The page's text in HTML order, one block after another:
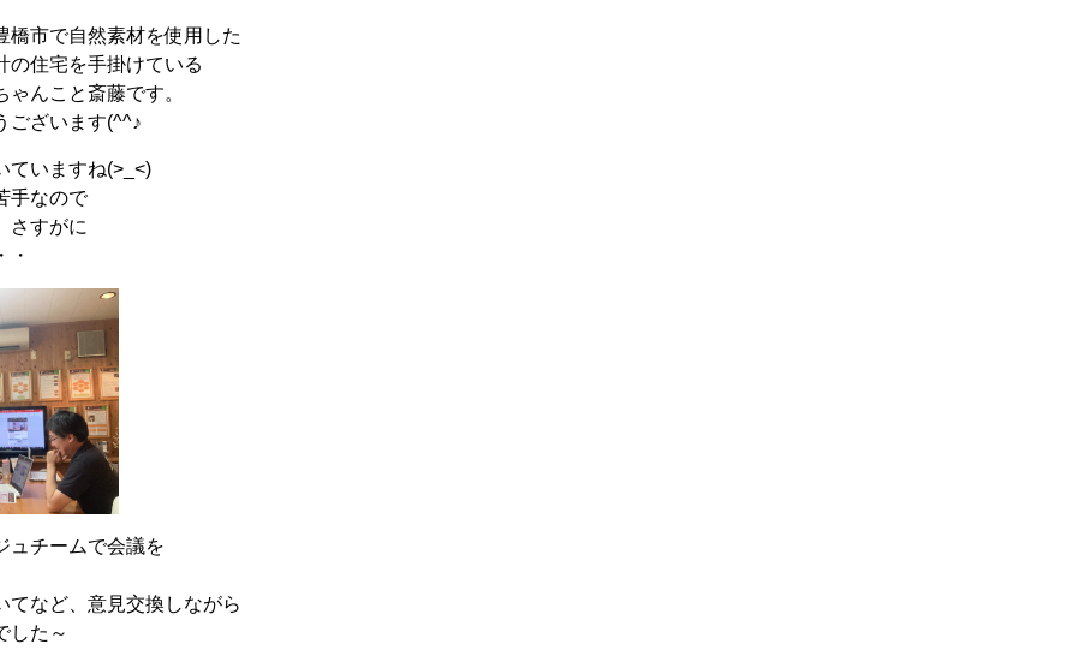
橋市で自然素材を使用した
の住宅を手掛けている
んこと斎藤です。
ございます(^^♪
ていますね(>_<)
手なので
さすがに
・
ュチームで会議を
てなど、意見交換しながら
した～